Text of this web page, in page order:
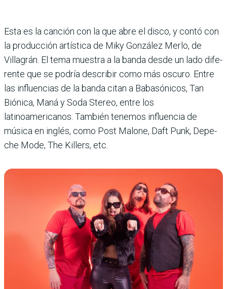
Esta es la canción con la que abre el disco, y contó con
la producción artística de Miky González Merlo, de
Villagrán. El tema muestra a la banda desde un lado dife­
rente que se podría describir como más oscuro. Entre
las influencias de la banda citan a Babasónicos, Tan
Biónica, Maná y Soda Stereo, entre los
latinoamericanos. Tam­bién tenemos influencia de
música en inglés, como Post Malone, Daft Punk, Depe­
che Mode, The Killers, etc.